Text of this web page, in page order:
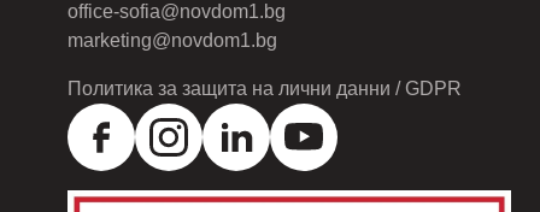
office-sofia@novdom1.bg
marketing@novdom1.bg
Политика за защита на лични данни / GDPR